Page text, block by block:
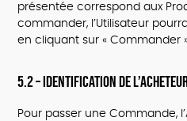
présentée correspond aux
commander, l’Utilisateur
en cliquant sur « Commander
5.2 – Identification de
Pour passer une Commande,